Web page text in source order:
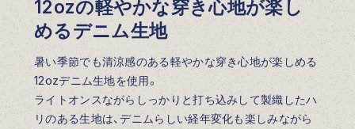
12ozの軽やかな穿き心地が楽し
めるデニム生地
暑い季節でも清涼感のある軽やかな穿き心地が楽しめる
12ozデニム生地を使用。
ライトオンスながらしっかりと打ち込みして製織したハ
リのある生地は、デニムらしい経年変化も楽しみながら